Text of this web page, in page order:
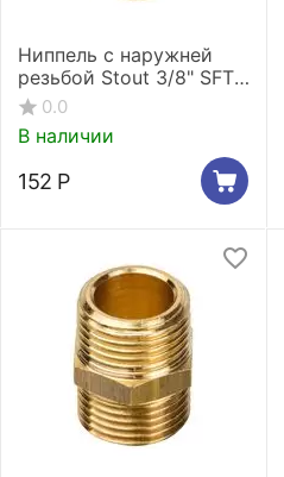
Ниппель с наружней
резьбой Stout 3/8" SFT-
0003-003838
0.0
В наличии
152 Р